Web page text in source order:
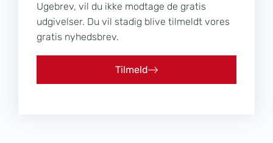
Ugebrev, vil du ikke modtage de gratis
udgivelser. Du vil stadig blive tilmeldt vores
gratis nyhedsbrev.
Tilmeld